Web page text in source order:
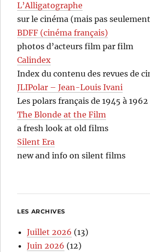
L’Alligatographe
sur le cinéma (mais pas
BDFF (cinéma français)
photos d’acteurs film par film
Calindex
Index du contenu des revues de
JLIPolar – Jean-Louis Ivani
Les polars français de 1945 à 1962
The Blonde at the Film
a fresh look at old films
Silent Era
new and info on silent films
LES ARCHIVES
Juillet 2026 (13)
Juin 2026 (12)